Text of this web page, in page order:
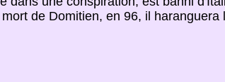
de Domitien, en 96, il